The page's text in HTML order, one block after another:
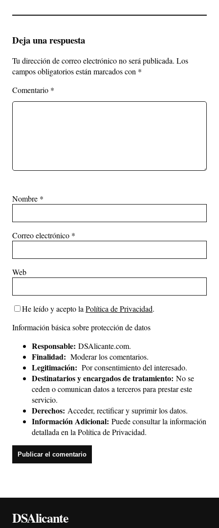
Deja una respuesta
Tu dirección de correo electrónico no será publicada. Los
campos obligatorios están marcados con *
Comentario *
Nombre *
Correo electrónico *
Web
He leído y acepto laPolítica de Privacidad.
Información básica sobre protección de datos
Responsable: DSAlicante.com.
Finalidad: Moderar los comentarios.
Legitimación: Por consentimiento del interesado.
Destinatarios y encargados de tratamiento: No se
ceden o comunican datos a terceros para prestar este
servicio.
Derechos: Acceder, rectificar y suprimir los datos.
Información Adicional: Puede consultar la información
detallada en laPolítica de Privacidad.
DSAlicante